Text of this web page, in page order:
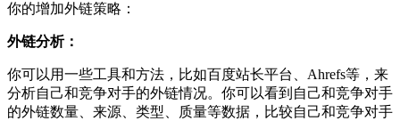
你的增加外链策略：
外链分析：
你可以用一些工具和方法，比如百度站长平台、Ahrefs等，来
分析自己和竞争对手的外链情况。你可以看到自己和竞争对手
的外链数量、来源、类型、质量等数据，比较自己和竞争对手